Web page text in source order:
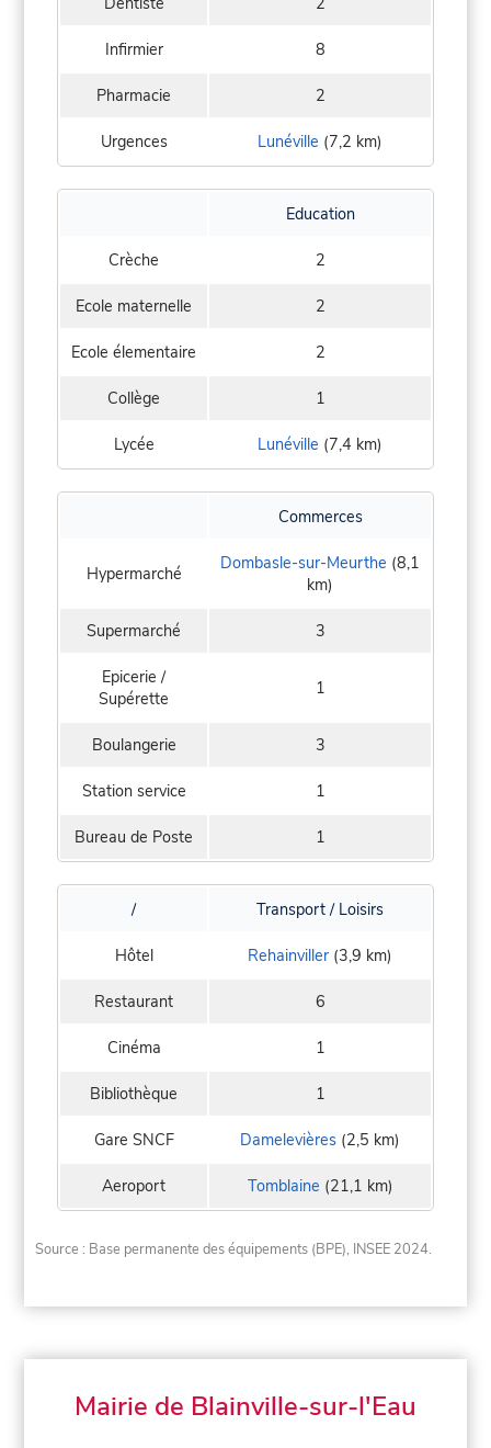
Infirmier 8
Pharmacie 2
Urgences Lunéville (7,2 km)
Education
Crèche 2
Ecole maternelle 2
Ecole élementaire 2
Collège 1
Lycée Lunéville (7,4 km)
Commerces
Hypermarché Dombasle-sur-Meurthe (8,1
km)
Supermarché 3
Epicerie /
Supérette
1
Boulangerie 3
Station service 1
Bureau de Poste 1
/ Transport / Loisirs
Hôtel Rehainviller (3,9 km)
Restaurant 6
Cinéma 1
Bibliothèque 1
Gare SNCF Damelevières (2,5 km)
Aeroport Tomblaine (21,1 km)
Source : Base permanente des équipements (BPE), INSEE 2024.
Mairie de Blainville-sur-l'Eau